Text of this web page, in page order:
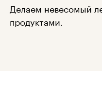
Делаем невесомый
продуктами.